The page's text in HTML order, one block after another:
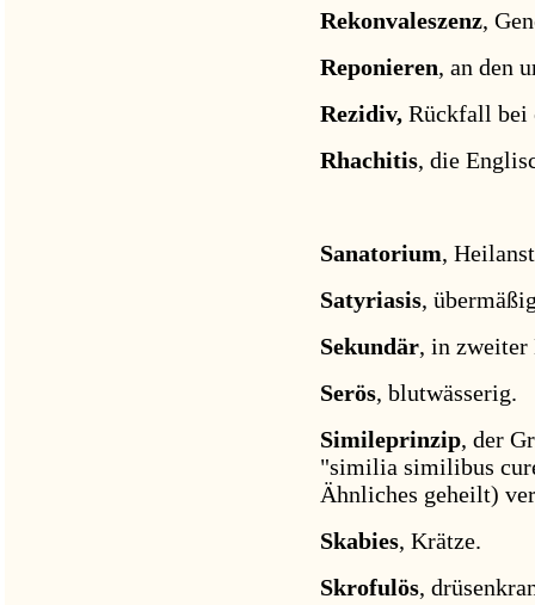
Rekonvaleszenz,
Reponieren, an den
Rezidiv, Rückfall bei
Rhachitis, die
Sanatorium,
Satyriasis,
Sekundär, in zweiter
Serös, blutwässerig.
Simileprinzip, der
"similia similibus
Ähnliches geheilt)
Skabies, Krätze.
Skrofulös,